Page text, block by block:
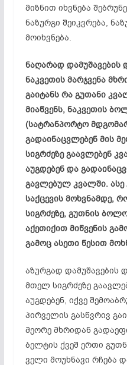
მიზნით იხვნება
ნაზურგი შეიკვრება,
მოიხვნება.
ნაღარად დამუშავების
ნაკვეთის მარჯვენა
გაიტანს რა გუთანი
მიაწვენს, ნაკვეთის
(სატრანპორტო
გადაინაცვლებენ მის
სიგრძეზე გაავლებენ
აუგდებენ და
გავლებულ კვალში.
საქცევის მოხვნამდე,
სიგრძეზე, გუთნის
აქეთიქით მიწვენის
გამოც ასეთი წესით
აზურგად დამუშავების
მთელ სიგრძეზე
აუგდებენ, იქვე
პირველის გასწვრივ
მეორე მხრიდან
ბელტის ქვეშ ერთი
ველი მოუხნავი რჩება